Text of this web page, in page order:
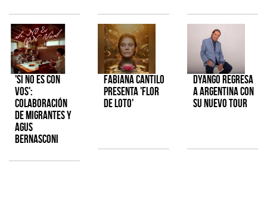
'Si No Es Con
Vos':
colaboración
de Migrantes y
Agus
Bernasconi
Fabiana Cantilo
presenta 'Flor
de Loto'
Dyango regresa
a Argentina con
su nuevo tour